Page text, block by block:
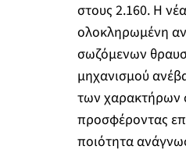
στους 2.160. Η
ολοκληρωμένη
σωζόμενων
μηχανισμού
των χαρακτήρων
προσφέροντας
ποιότητα